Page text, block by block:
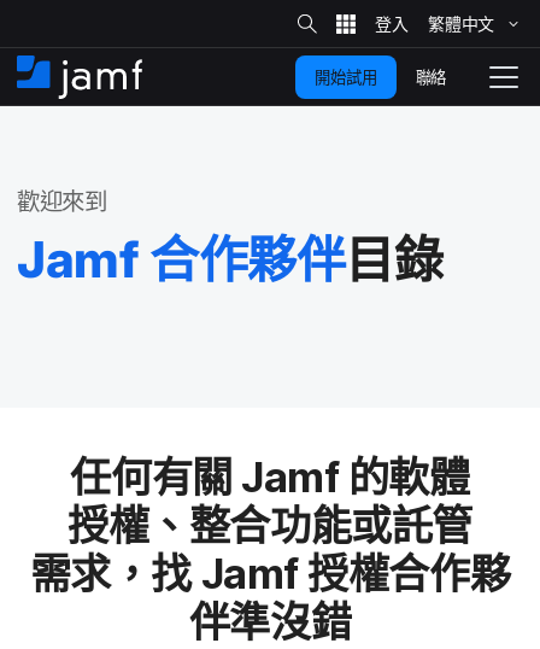
​
至
​
內
網
站
​搜
尋
繁體​中文
住
家
切
換
開始試用 聯絡
歡迎來​到
Jamf 合作​夥伴目錄
任何​有關 Jamf 的​軟體​
授權、​整合​功能​或​託管​
需求，​找Jamf授權​合作夥​
伴準​沒​錯